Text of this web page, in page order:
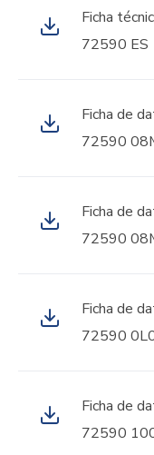
Ficha
72590 ES
Ficha de
72590
Ficha de
72590
Ficha de
72590
Ficha de
72590